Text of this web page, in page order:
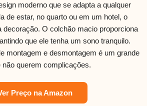
moderno que se adapta a qualquer
de estar, no quarto ou em um hotel, o
decoração. O colchão macio proporciona
que ele tenha um sono tranquilo.
montagem e desmontagem é um grande
querem complicações.
Preço na Amazon